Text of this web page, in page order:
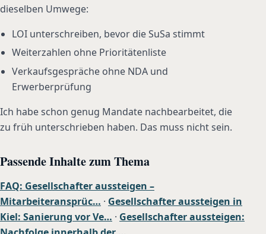
dieselben Umwege:
LOI unterschreiben, bevor die SuSa stimmt
Weiterzahlen ohne Prioritätenliste
Verkaufsgespräche ohne NDA und
Erwerberprüfung
Ich habe schon genug Mandate nachbearbeitet, die
zu früh unterschrieben haben. Das muss nicht sein.
Passende Inhalte zum Thema
FAQ: Gesellschafter aussteigen –
Mitarbeiteransprüc… · Gesellschafter aussteigen in
Kiel: Sanierung vor Ve… · Gesellschafter aussteigen: